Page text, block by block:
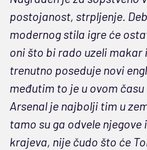
postojanost, strpljenje.
modernog stila igre će
oni što bi rado uzeli makar
trenutno poseduje novi
međutim to je u ovom
Arsenal je najbolji tim u
tamo su ga odvele njegove
krajeva, nije čudo što će